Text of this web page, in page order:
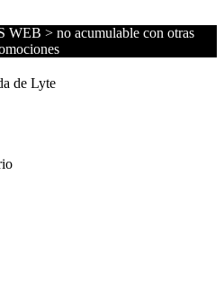
> no acumulable con otras